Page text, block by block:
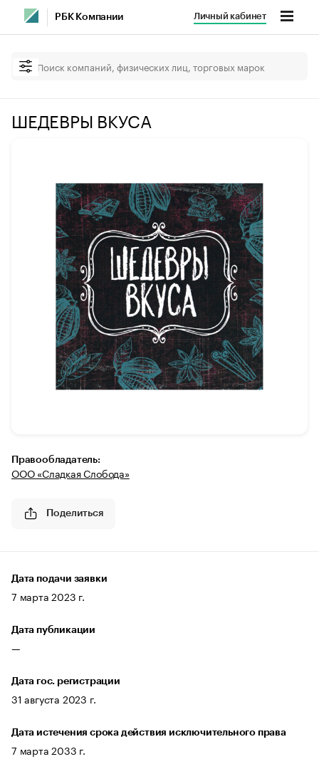
РБК Компании Личный кабинет
ШЕДЕВРЫ ВКУСА
Правообладатель:
ООО «Сладкая Слобода»
Поделиться
Дата подачи заявки
7 марта 2023 г.
Дата публикации
—
Дата гос. регистрации
31 августа 2023 г.
Дата истечения срока действия исключительного права
7 марта 2033 г.